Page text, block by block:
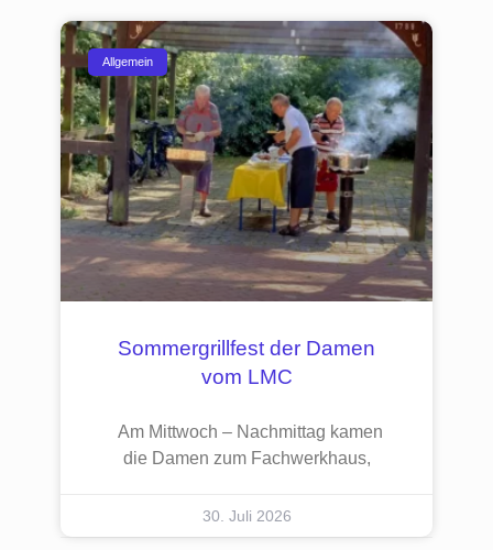
Allgemein
Sommergrillfest der Damen
vom LMC
Am Mittwoch – Nachmittag kamen
die Damen zum Fachwerkhaus,
30. Juli 2026